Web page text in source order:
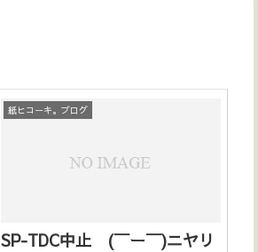
紙ヒコーキ。ブログ
SP-TDC中止 (￣ー￣)ニヤリ